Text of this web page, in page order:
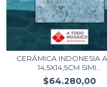
CERÁMICA INDONESIA
14,5X14,5CM SIMI...
$64.280,00